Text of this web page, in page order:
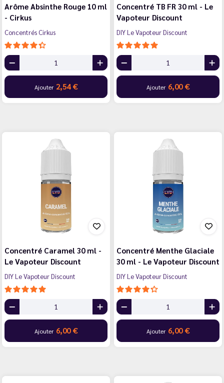
Arôme Absinthe Rouge 10 ml
- Cirkus
Concentrés Cirkus
Ajouter 2,54 €
Concentré TB FR 30 ml - Le
Vapoteur Discount
DIY Le Vapoteur Discount
Ajouter 6,00 €
Concentré Caramel 30 ml -
Le Vapoteur Discount
DIY Le Vapoteur Discount
Ajouter 6,00 €
Concentré Menthe Glaciale
30 ml - Le Vapoteur Discount
DIY Le Vapoteur Discount
Ajouter 6,00 €